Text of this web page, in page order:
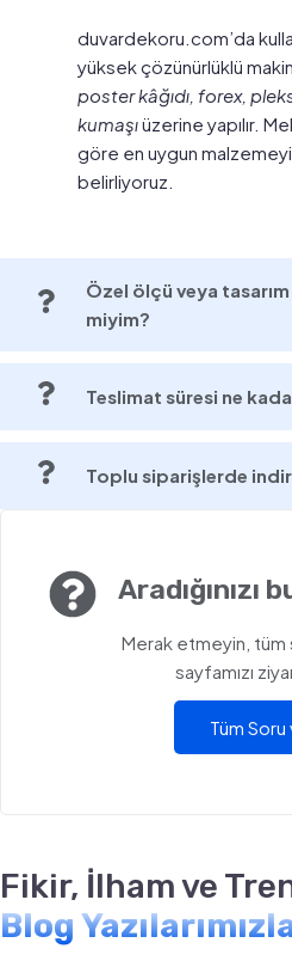
duvardekoru.com’da
yüksek çözünürlüklü
poster kâğıdı, forex,
kumaşıüzerine yapılır.
göre en uygun
belirliyoruz.
Özel ölçü veya
miyim?
Teslimat süresi ne
Toplu siparişlerde
Aradığınızı
Merak etmeyin, tüm
sayfamızı
Tüm
Fikir, İlham ve
Blog